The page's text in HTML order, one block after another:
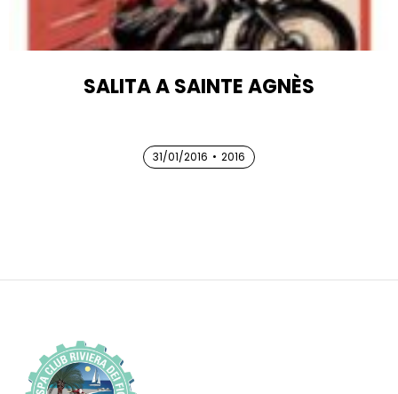
SALITA A SAINTE AGNÈS
31/01/2016 • 2016
31/01/2016